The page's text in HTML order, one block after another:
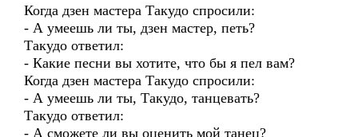
Когда дзен мастера Такудо спросили:
- А умеешь ли ты, дзен мастер, петь?
Такудо ответил:
- Какие песни вы хотите, что бы я пел вам?
Когда дзен мастера Такудо спросили:
- А умеешь ли ты, Такудо, танцевать?
Такудо ответил:
- А сможете ли вы оценить мой танец?